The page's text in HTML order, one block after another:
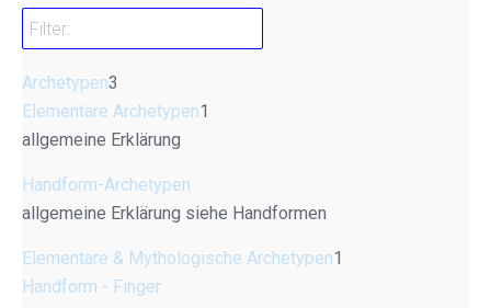
Archetypen3
Elementare Archetypen1
allgemeine Erklärung
Handform-Archetypen
allgemeine Erklärung siehe Handformen
Elementare & Mythologische Archetypen1
Handform - Finger